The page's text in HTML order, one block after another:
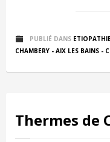
PUBLIÉ DANS
CHAMBERY - AIX LES BAINS -
Thermes de